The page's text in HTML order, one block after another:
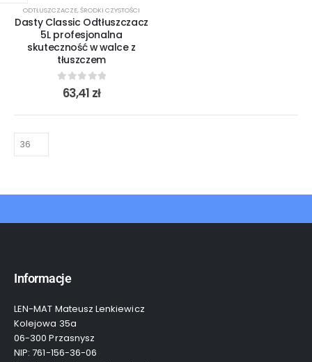
ODTŁUSZCZACZE,ŚRODKI CZYSTOŚCI
Dasty Classic Odtłuszczacz
5L profesjonalna
skuteczność w walce z
tłuszczem
out of 5
63,41 zł
Informacje
LEN-MAT Mateusz Lenkiewicz
Kolejowa 35a
06-300 Przasnysz
NIP: 761-156-36-06